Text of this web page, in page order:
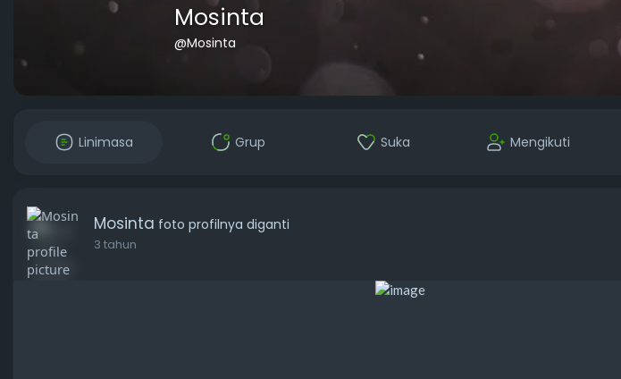
Mosinta
@Mosinta
Linimasa Grup Suka Mengikuti
Mosinta foto profilnya diganti
3 tahun